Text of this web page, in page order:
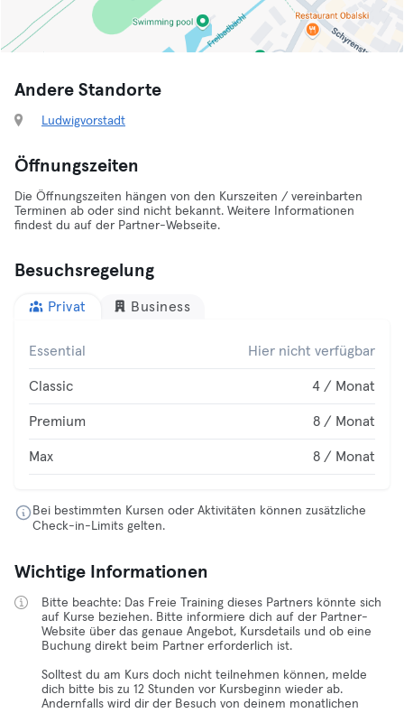
Andere Standorte
Ludwigvorstadt
Öffnungszeiten
Die Öffnungszeiten hängen von den Kurszeiten / vereinbarten
Terminen ab oder sind nicht bekannt. Weitere Informationen
findest du auf der Partner-Webseite.
Besuchsregelung
Privat Business
Essential Hier nicht verfügbar
Classic 4 / Monat
Premium 8 / Monat
Max 8 / Monat
Bei bestimmten Kursen oder Aktivitäten können zusätzliche
Check-in-Limits gelten.
Wichtige Informationen
Bitte beachte: Das Freie Training dieses Partners könnte sich
auf Kurse beziehen. Bitte informiere dich auf der Partner-
Website über das genaue Angebot, Kursdetails und ob eine
Buchung direkt beim Partner erforderlich ist.
Solltest du am Kurs doch nicht teilnehmen können, melde
dich bitte bis zu 12 Stunden vor Kursbeginn wieder ab.
Andernfalls wird dir der Besuch von deinem monatlichen